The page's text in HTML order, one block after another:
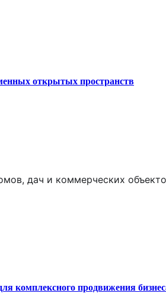
открытых пространств
дач и коммерческих
комплексного продвижения